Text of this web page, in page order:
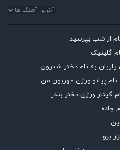
از شب بپرسید
گلینیک
یاریان به نام دختر شمرون
نام پیانو ورژن مهربون من
گیتار ورژن دختر بندر
جاده
برو